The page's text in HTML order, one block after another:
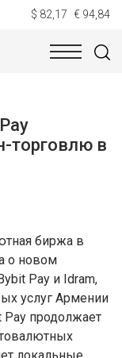
$ 82,17 € 94,84
торговлю в
биржа в
о новом
Pay и Idram,
услуг Армении
продолжает